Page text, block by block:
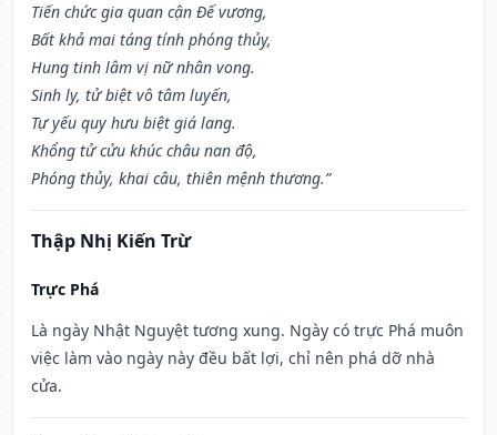
Tiến chức gia quan cận Đế vương,
Bất khả mai táng tính phóng thủy,
Hung tinh lâm vị nữ nhân vong.
Sinh ly, tử biệt vô tâm luyến,
Tự yếu quy hưu biệt giá lang.
Khổng tử cửu khúc châu nan độ,
Phóng thủy, khai câu, thiên mệnh thương.”
Thập Nhị Kiến Trừ
Trực Phá
Là ngày Nhật Nguyệt tương xung. Ngày có trực Phá muôn
việc làm vào ngày này đều bất lợi, chỉ nên phá dỡ nhà
cửa.